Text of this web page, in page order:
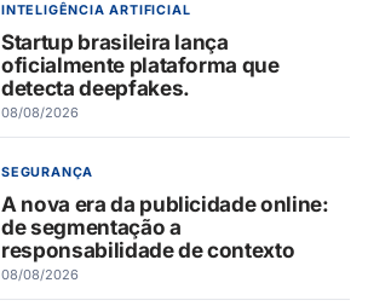
INTELIGÊNCIA ARTIFICIAL
Startup brasileira lança
oficialmente plataforma que
detecta deepfakes.
08/08/2026
SEGURANÇA
A nova era da publicidade online:
de segmentação a
responsabilidade de contexto
08/08/2026